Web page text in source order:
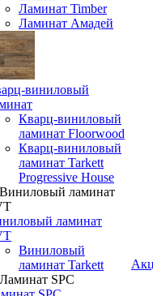
Ламинат Timber
Ламинат Амадей
виниловый
Кварц-виниловый
ламинат Floorwood
Кварц-виниловый
ламинат Tarkett
Progressive House
ламинат
Виниловый
ламинат Tarkett